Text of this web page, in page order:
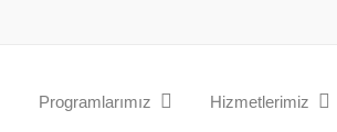
Programlarımız Hizmetlerimiz